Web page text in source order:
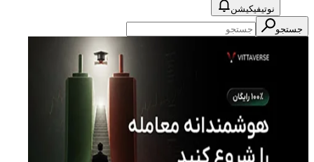
نوتیفیکیشن
جستجو